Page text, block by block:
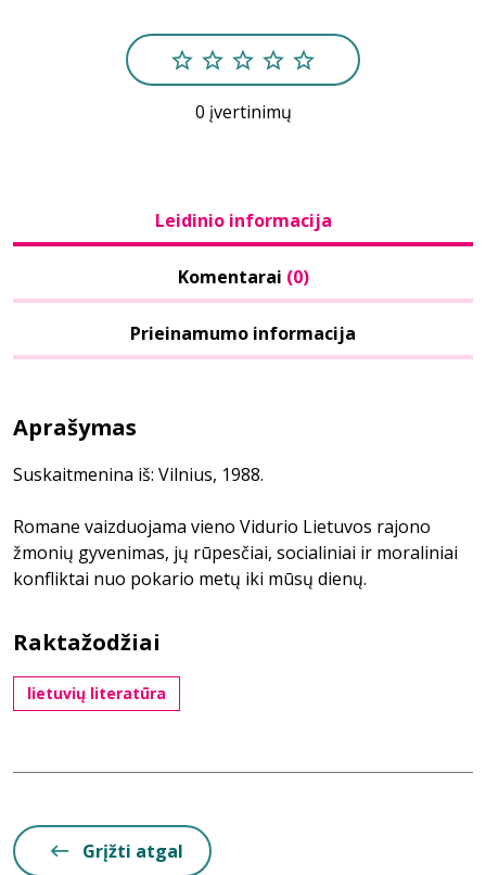
0 įvertinimų
Leidinio informacija
Komentarai (0)
Prieinamumo informacija
Aprašymas
Suskaitmenina iš: Vilnius, 1988.
Romane vaizduojama vieno Vidurio Lietuvos rajono
žmonių gyvenimas, jų rūpesčiai, socialiniai ir moraliniai
konfliktai nuo pokario metų iki mūsų dienų.
Raktažodžiai
lietuvių literatūra
Grįžti atgal